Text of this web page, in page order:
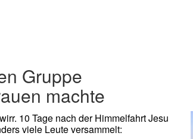
Gruppe
machte
10 Tage nach der Himmelfahrt Jesu
viele Leute versammelt: